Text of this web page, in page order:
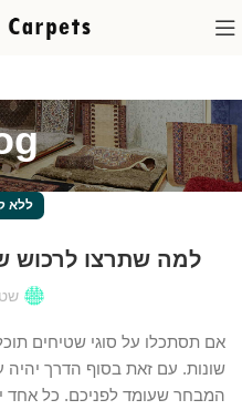
ללא
למה שתרצו לרכוש
אם תסתכלו על סוגי שטיחים
שונות. עם זאת בסוף הדרך
המבחר שעומד לפניכם. כל אחד